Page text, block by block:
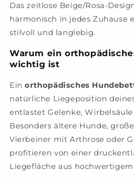
Das zeitlose Beige/Rosa-
harmonisch in jedes Zuhause
stilvoll und langlebig.
Warum ein
wichtig ist
Einorthopädisches
natürliche Liegeposition
entlastet Gelenke,
Besonders ältere Hunde,
Vierbeiner mit Arthrose oder
profitieren von einer
Liegefläche aus